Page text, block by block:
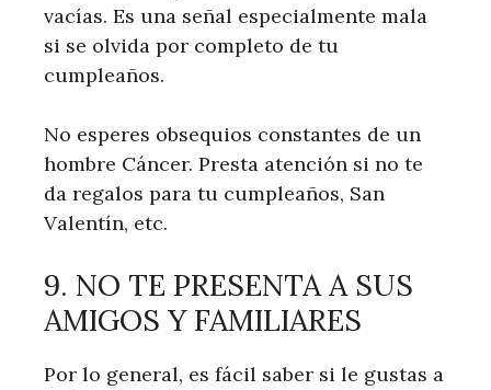
vacías. Es una señal especialmente mala
si se olvida por completo de tu
cumpleaños.
No esperes obsequios constantes de un
hombre Cáncer. Presta atención si no te
da regalos para tu cumpleaños, San
Valentín, etc.
9. NO TE PRESENTA A SUS
AMIGOS Y FAMILIARES
Por lo general, es fácil saber si le gustas a